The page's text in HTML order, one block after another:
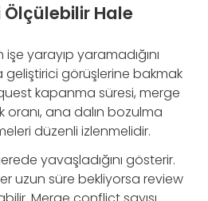
Ölçülebilir Hale
yarayıp yaramadığını
geliştirici görüşlerine bakmak
kapanma süresi, merge
oranı, ana dalın bozulma
düzenli izlenmelidir.
yavaşladığını gösterir.
uzun süre bekliyorsa review